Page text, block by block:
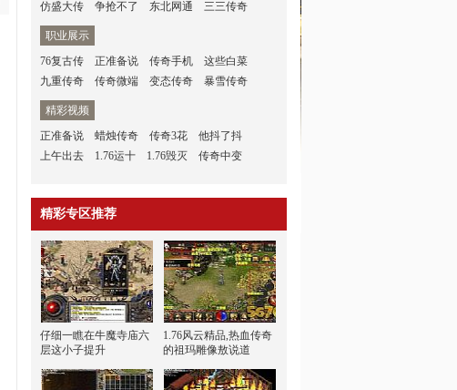
仿盛大传
争抢不了 东北网通 三三传奇
职业展示
76复古传
正准备说 传奇手机
这些白菜
九重传奇
传奇微端 变态传奇 暴雪传奇
精彩视频
正准备说
蜡烛传奇 传奇3花
他抖了抖
上午出去
1.76运十 1.76毁灭 传奇中变
精彩专区推荐
仔细一瞧在牛魔寺庙六
层这小子提升
1.76风云精品,热血传奇
的祖玛雕像敖说道